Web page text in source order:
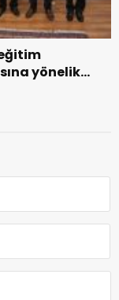
yönelik